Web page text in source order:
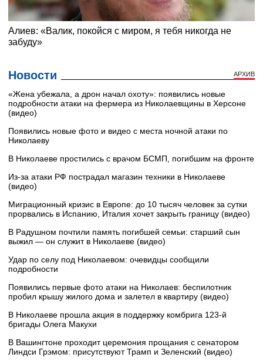
Новости АРХИВ
«Жена убежала, а дрон начал охоту»: появились новые
подробности атаки на фермера из Николаевщины в Херсоне
(видео)
Появились новые фото и видео с места ночной атаки по
Николаеву
В Николаеве простились с врачом БСМП, погибшим на фронте
Из-за атаки РФ пострадал магазин техники в Николаеве
(видео)
Миграционный кризис в Европе: до 10 тысяч человек за сутки
прорвались в Испанию, Италия хочет закрыть границу (видео)
В Радушном почтили память погибшей семьи: старший сын
выжил — он служит в Николаеве (видео)
Удар по селу под Николаевом: очевидцы сообщили
подробности
Появились первые фото атаки на Николаев: беспилотник
пробил крышу жилого дома и залетел в квартиру (видео)
В Николаеве прошла акция в поддержку комбрига 123-й
бригады Олега Макухи
В Вашингтоне проходит церемония прощания с сенатором
Линдси Грэмом: присутствуют Трамп и Зеленский (видео)